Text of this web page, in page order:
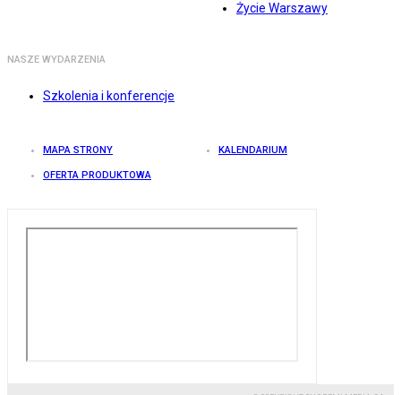
Życie Warszawy
NASZE WYDARZENIA
Szkolenia i konferencje
MAPA STRONY KALENDARIUM
OFERTA PRODUKTOWA